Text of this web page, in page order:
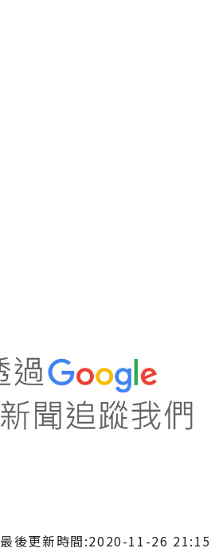
最後更新時間:2020-11-26 21:15